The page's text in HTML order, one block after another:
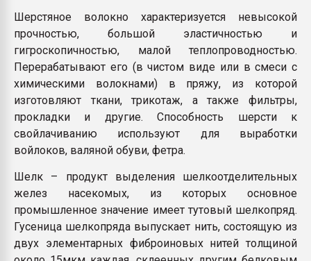
Шерстяное волокно характеризуется невысокой
прочностью, большой эластичностью и
гигроскопичностью, малой теплопроводностью.
Перерабатывают его (в чистом виде или в смеси с
химическими волокнами) в пряжу, из которой
изготовляют ткани, трикотаж, а также фильтры,
прокладки и другие. Способность шерсти к
свойлачиванию используют для выработки
войлоков, валяной обуви, фетра.
Шелк – продукт выделения шелкоотделительных
желез насекомых, из которых основное
промышленное значение имеет тутовый шелкопряд.
Гусеница шелкопряда выпускает нить, состоящую из
двух элементарных фиброиновых нитей толщиной